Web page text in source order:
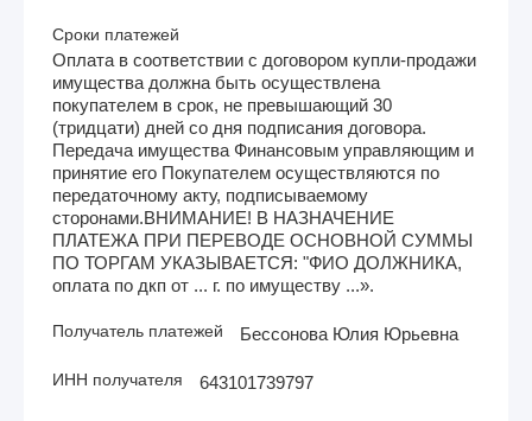
Сроки платежей
Оплата в соответствии с договором купли-продажи
имущества должна быть осуществлена
покупателем в срок, не превышающий 30
(тридцати) дней со дня подписания договора.
Передача имущества Финансовым управляющим и
принятие его Покупателем осуществляются по
передаточному акту, подписываемому
сторонами.ВНИМАНИЕ! В НАЗНАЧЕНИЕ
ПЛАТЕЖА ПРИ ПЕРЕВОДЕ ОСНОВНОЙ СУММЫ
ПО ТОРГАМ УКАЗЫВАЕТСЯ: "ФИО ДОЛЖНИКА,
оплата по дкп от ... г. по имуществу ...».
Получатель платежей Бессонова Юлия Юрьевна
ИНН получателя 643101739797